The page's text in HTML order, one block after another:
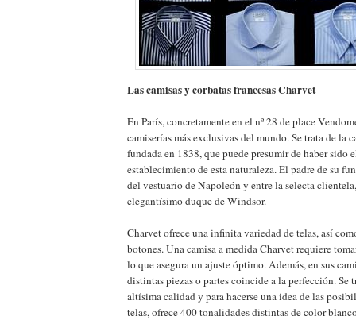
Las camisas y corbatas francesas Charvet
En París, concretamente en el nº 28 de place
camiserías más exclusivas del mundo. Se trata de la
fundada en 1838, que puede presumir de haber sido
establecimiento de esta naturaleza. El padre de su
del vestuario de Napoleón y entre la selecta
elegantísimo duque de Windsor.
Charvet ofrece una infinita variedad de telas, así
botones. Una camisa a medida Charvet requiere
lo que asegura un ajuste óptimo. Además, en sus
distintas piezas o partes coincide a la perfección. Se
altísima calidad y para hacerse una idea de las
telas, ofrece 400 tonalidades distintas de color